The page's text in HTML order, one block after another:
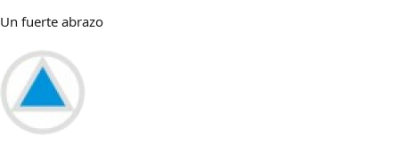
Un fuerte abrazo